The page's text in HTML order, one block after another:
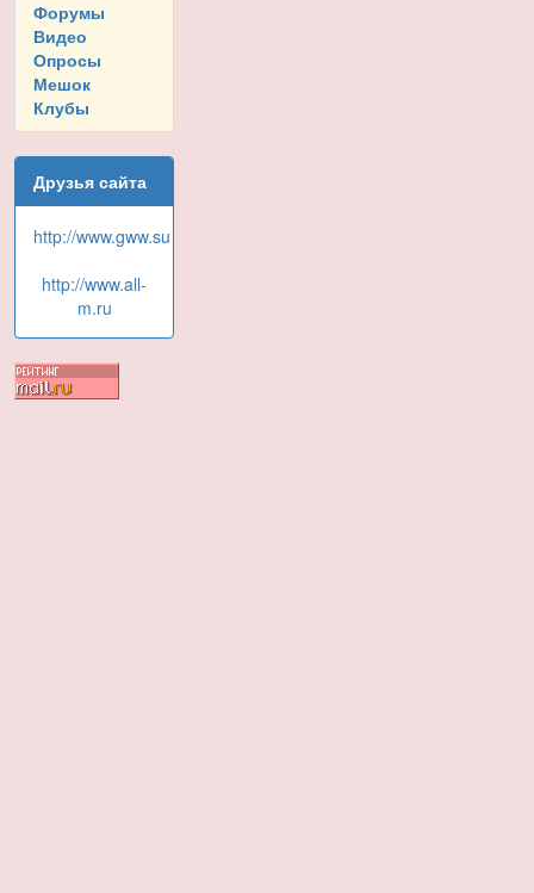
Форумы
Видео
Опросы
Мешок
Клубы
Друзья сайта
http://www.gww.su
http://www.all-
m.ru